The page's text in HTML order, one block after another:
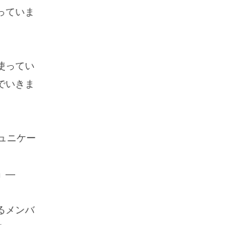
ていま
ってい
いきま
ニケー
―
メンバ